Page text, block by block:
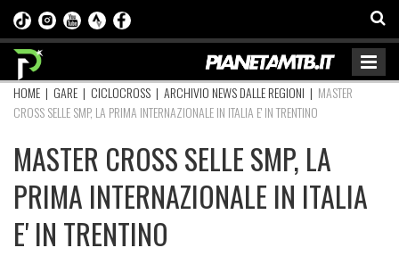
HOME | GARE | CICLOCROSS | ARCHIVIO NEWS DALLE REGIONI | MASTER
CROSS SELLE SMP, LA PRIMA INTERNAZIONALE IN ITALIA E' IN TRENTINO
MASTER CROSS SELLE SMP, LA
PRIMA INTERNAZIONALE IN ITALIA
E' IN TRENTINO